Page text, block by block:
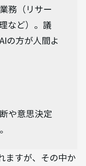
務（リサー
など）。議
の方が人間よ
や意思決定
ますが、その中か